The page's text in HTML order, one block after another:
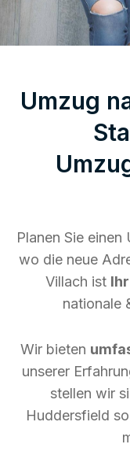
Umzug
Planen Sie
wo die neue
Villach ist
nationale
Wir bieten
unserer
stellen wir
Huddersfield